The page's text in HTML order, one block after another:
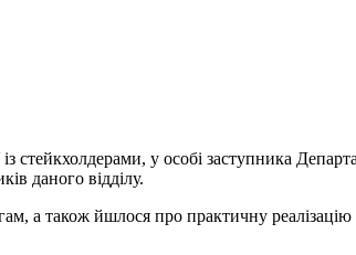
стейкхолдерами, у особі заступника
даного відділу.
а також йшлося про практичну